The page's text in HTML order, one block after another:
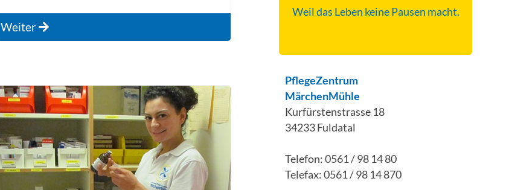
Weiter
Weil das Leben keine Pausen macht.
PflegeZentrum
MärchenMühle
Kurfürstenstrasse 18
34233 Fuldatal
Telefon: 0561 / 98 14 80
Telefax: 0561 / 98 14 870